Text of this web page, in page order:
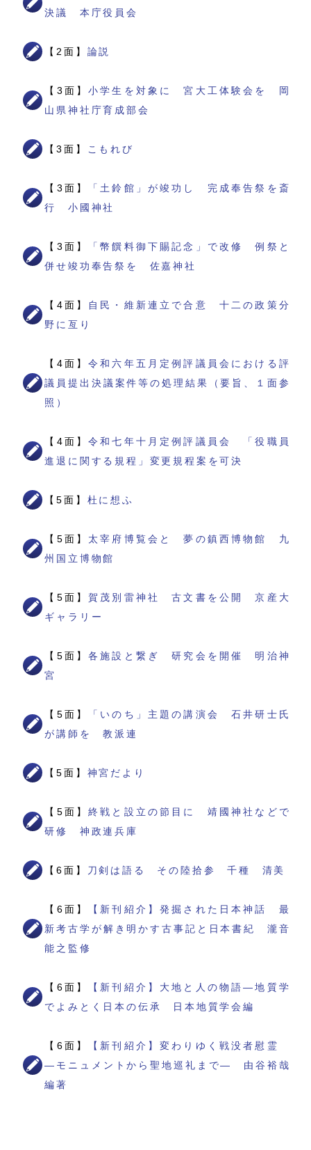
決議 本庁役員会
【2面】 論説
【3面】小学生を対象に 宮大工体験会を 岡
山県神社庁育成部会
【3面】 こもれび
【3面】
「土鈴館」が竣功し 完成奉告祭を斎
行 小國神社
【3面】
「幣饌料御下賜記念」で改修 例祭と
併せ竣功奉告祭を 佐嘉神社
【4面】
自民・維新連立で合意 十二の政策分
野に亙り
【4面】令和六年五月定例評議員会における評
議員提出決議案件等の処理結果（要旨、１面参
照）
【4面】令和七年十月定例評議員会 「役職員
進退に関する規程」変更規程案を可決
【5面】 杜に想ふ
【5面】 太宰府博覧会と 夢の鎮西博物館 九
州国立博物館
【5面】賀茂別雷神社 古文書を公開 京産大
ギャラリー
【5面】各施設と繋ぎ 研究会を開催 明治神
宮
【5面】
「いのち」主題の講演会 石井研士氏
が講師を 教派連
【5面】 神宮だより
【5面】終戦と設立の節目に 靖國神社などで
研修 神政連兵庫
【6面】 刀剣は語る その陸拾参 千種 清美
【6面】
【新刊紹介】発掘された日本神話 最
新考古学が解き明かす古事記と日本書紀 瀧音
能之監修
【6面】
【新刊紹介】大地と人の物語―地質学
でよみとく日本の伝承 日本地質学会編
【6面】
【新刊紹介】変わりゆく戦没者慰霊
―モニュメントから聖地巡礼まで― 由谷裕哉
編著